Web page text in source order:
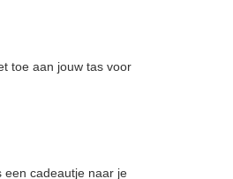
toe aan jouw tas voor
een cadeautje naar je